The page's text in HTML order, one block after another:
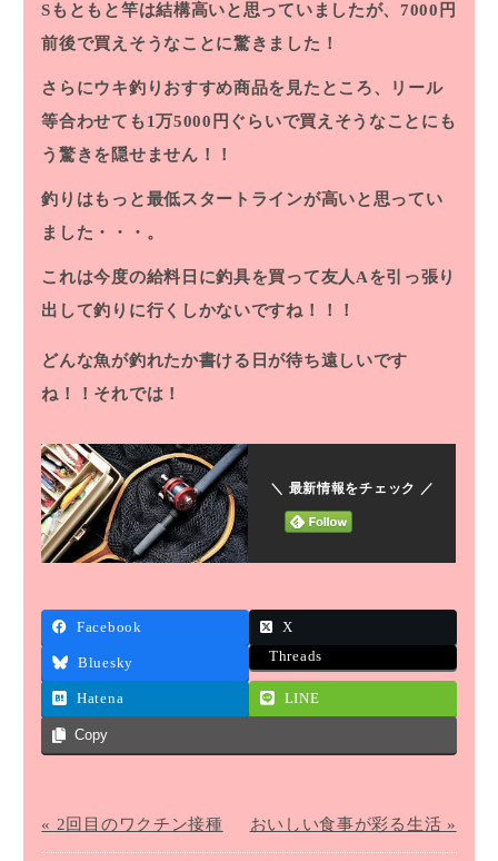
Sもともと竿は結構高いと思っていましたが、7000円
前後で買えそうなことに驚きました！
さらにウキ釣りおすすめ商品を見たところ、リール
等合わせても1万5000円ぐらいで買えそうなことにも
う驚きを隠せません！！
釣りはもっと最低スタートラインが高いと思ってい
ました・・・。
これは今度の給料日に釣具を買って友人Aを引っ張り
出して釣りに行くしかないですね！！！
どんな魚が釣れたか書ける日が待ち遠しいです
ね！！それでは！
＼ 最新情報をチェック ／
Facebook X
Bluesky Threads
Hatena LINE
Copy
« 2回目のワクチン接種 おいしい食事が彩る生活 »